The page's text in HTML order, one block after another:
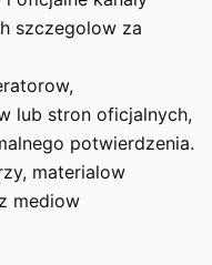
szczegolow za
lub stron oficjalnych,
potwierdzenia.
materialow
mediow